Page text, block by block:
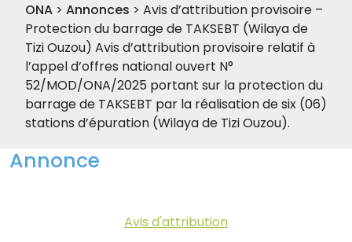
ONA > Annonces > Avis d’attribution provisoire –
Protection du barrage de TAKSEBT (Wilaya de
Tizi Ouzou) Avis d’attribution provisoire relatif à
l’appel d’offres national ouvert N°
52/MOD/ONA/2025 portant sur la protection du
barrage de TAKSEBT par la réalisation de six (06)
stations d’épuration (Wilaya de Tizi Ouzou).
Annonce
Avis d'attribution